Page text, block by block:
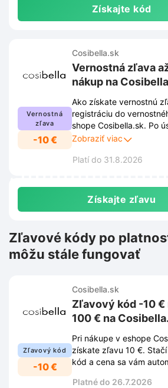
Získajte kód
Vernostná
zľava
-10 €
Cosibella.sk
Vernostná zľava
nákup na
Ako získate vernostnú
registráciu do
shope Cosibella.sk. Po
registrácie sa zľava 5%
v odkaze.
Zobraziť viac
Platí do 31.8.2026
Získajte zľavu
Zľavové kódy po
môžu stále fungovať
Zľavový kód
-10 €
Cosibella.sk
Zľavový kód -10 €
100 € na
Pri nákupe v eshope
získate zľavu 10 €.
kód a cena sa vám
Platné do 26.7.2026